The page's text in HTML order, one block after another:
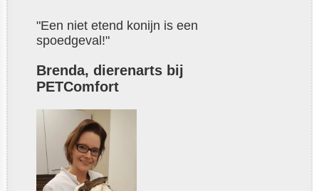
"Een niet etend konijn is een
spoedgeval!"
Brenda, dierenarts bij
PETComfort